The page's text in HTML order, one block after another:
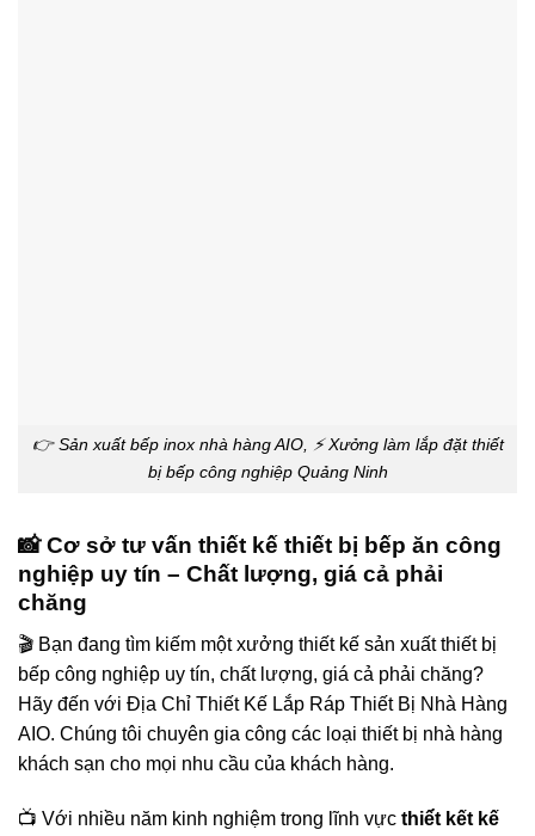
👉 Sản xuất bếp inox nhà hàng AIO, ⚡ Xưởng làm lắp đặt thiết
bị bếp công nghiệp Quảng Ninh
📸 Cơ sở tư vấn thiết kế thiết bị bếp ăn công
nghiệp uy tín – Chất lượng, giá cả phải
chăng
🎬 Bạn đang tìm kiếm một xưởng thiết kế sản xuất thiết bị
bếp công nghiệp uy tín, chất lượng, giá cả phải chăng?
Hãy đến với Địa Chỉ Thiết Kế Lắp Ráp Thiết Bị Nhà Hàng
AIO. Chúng tôi chuyên gia công các loại thiết bị nhà hàng
khách sạn cho mọi nhu cầu của khách hàng.
📺 Với nhiều năm kinh nghiệm trong lĩnh vực thiế́t kết kế